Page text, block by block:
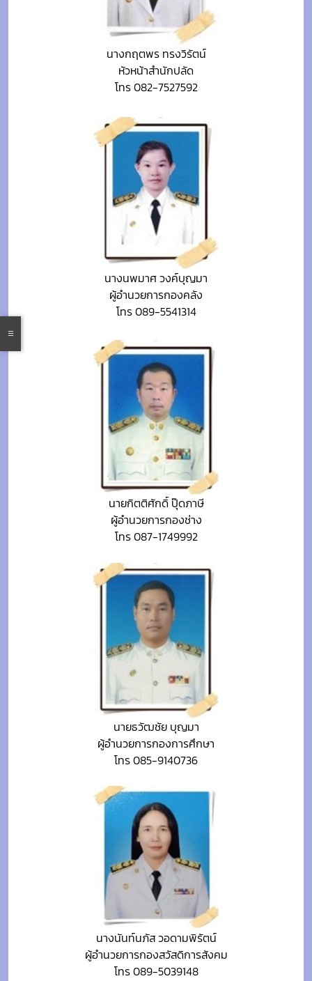
นางกฤตพร ทรงวิรัตน์
หัวหน้าสำนักปลัด
โทร 082-7527592
นางนพมาศ วงค์บุญมา
ผู้อำนวยการกองคลัง
โทร 089-5541314
นายกิตติศักดิ์ ปุ๊ดภาษี
ผู้อำนวยการกองช่าง
โทร 087-1749992
นายธวัฒชัย บุญมา
ผู้อำนวยการกองการศึกษา
โทร 085-9140736
นางนันท์นภัส วอดามพิรัตน์
ผู้อำนวยการกองสวัสดิการสังคม
โทร 089-5039148